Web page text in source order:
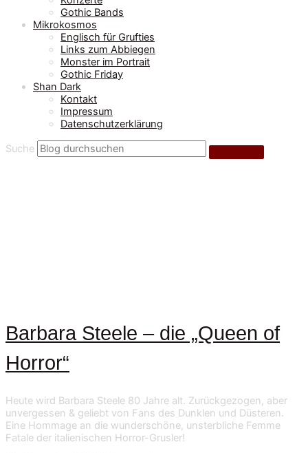
Gothic Bands
Mikrokosmos
Englisch für Grufties
Links zum Abbiegen
Monster im Portrait
Gothic Friday
Shan Dark
Kontakt
Impressum
Datenschutzerklärung
Suche
Barbara Steele – die „Queen of
Horror“
Heute wird Barbara Steele 80 Jahre alt. Zurückgezogen, aber
unvergessen & geliebt von Fans des Dunklen und Düsteren.
Eine Hommage an die wunderschöne, unsterbliche Femme
Fatale der italienischen Horror-Grusler!